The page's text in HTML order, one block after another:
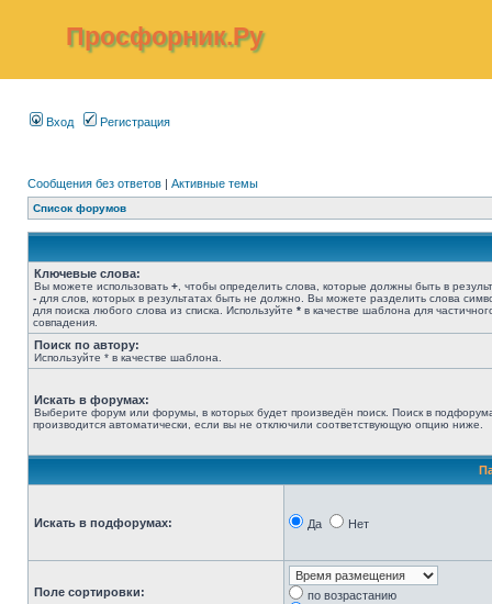
Просфорник.Ру
Вход Регистрация
Сообщения без ответов | Активные темы
Список форумов
Ключевые слова:
Вы можете использовать + , чтобы определить слова, которые должны быть в
- для слов, которых в результатах быть не должно. Вы можете разделить слова
для поиска любого слова из списка. Используйте * в качестве шаблона для
совпадения.
Поиск по автору:
Используйте * в качестве шаблона.
Искать в форумах:
Выберите форум или форумы, в которых будет произведён поиск. Поиск в
производится автоматически, если вы не отключили соответствующую опцию ниже.
Искать в подфорумах: Да Нет
Поле сортировки:
по возрастанию